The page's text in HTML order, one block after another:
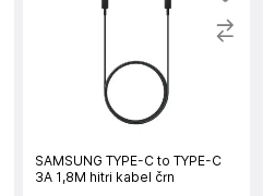
SAMSUNG TYPE-C to TYPE-C
3A 1,8M hitri kabel črn